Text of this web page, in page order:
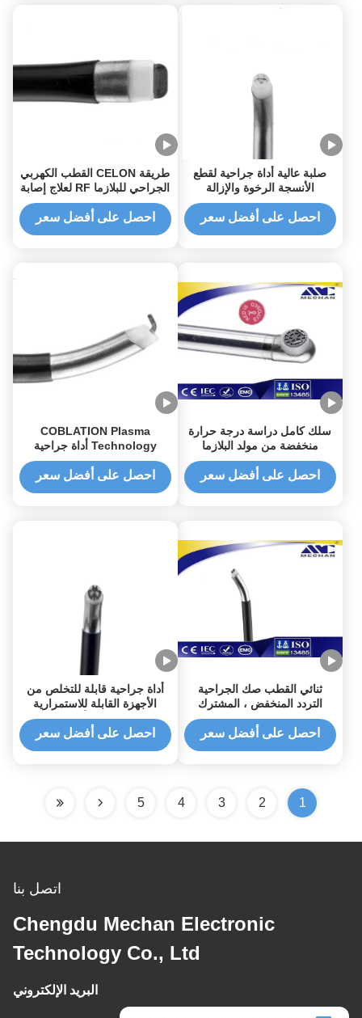
صلبة عالية أداة جراحية لقطع
الأنسجة الرخوة والإزالة
احصل على أفضل سعر
طريقة CELON القطب الكهربي
الجراحي للبلازما RF لعلاج إصابة
المفاصل
احصل على أفضل سعر
سلك كامل دراسة درجة حرارة
منخفضة من مولد البلازما
الترددية الراديوية
احصل على أفضل سعر
COBLATION Plasma
Technology أداة جراحية
مسبار لعلاج جراحة العظام
احصل على أفضل سعر
ثنائي القطب صك الجراحية
التردد المنخفض ، المشترك
التحقيق الدقة
احصل على أفضل سعر
أداة جراحية قابلة للتخلص من
الأجهزة القابلة للاستمرارية
للخروج الجانبي و أورثروسكوبي
الكتف مع طاقة البلازما المتقدمة
احصل على أفضل سعر
1
2
3
4
5
اتصل بنا
Chengdu Mechan Electronic
Technology Co., Ltd
البريد الإلكتروني